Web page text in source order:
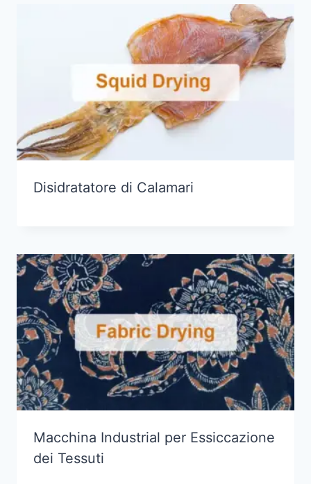
Disidratatore di Calamari
Macchina Industrial per Essiccazione
dei Tessuti